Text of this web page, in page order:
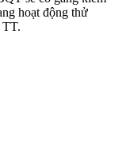
hoạt động thử